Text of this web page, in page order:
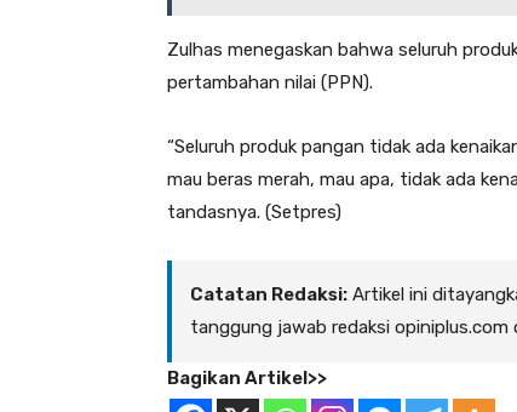
Zulhas menegaskan bahwa seluruh
pertambahan nilai (PPN).
“Seluruh produk pangan tidak ada
mau beras merah, mau apa, tidak ada
tandasnya. (Setpres)
Catatan Redaksi: Artikel ini
tanggung jawab redaksi opiniplus.com
Bagikan Artikel>>